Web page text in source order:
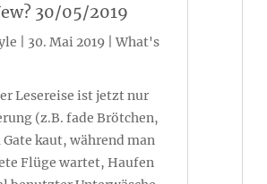
30/05/2019
30. Mai 2019 |What's
Lesereise ist jetzt nur
(z.B. fade Brötchen,
kaut, während man
Flüge wartet, Haufen